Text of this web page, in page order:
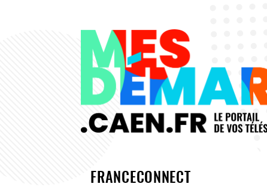
FRANCECONNECT